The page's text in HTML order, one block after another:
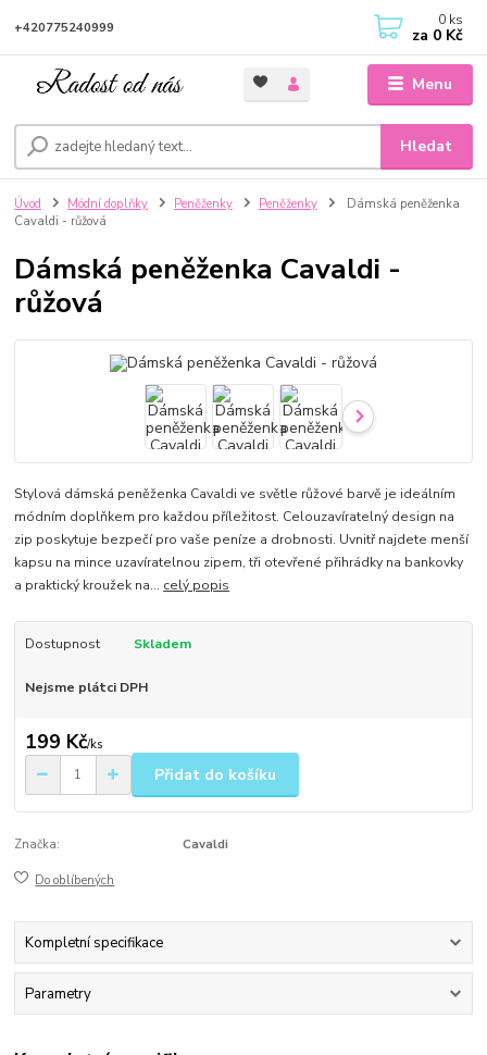
Menu
Hledat
+420775240999 0 ks
za 0 Kč
Úvod Módní doplňky Peněženky Peněženky
Dámská peněženka
Cavaldi - růžová
Dámská peněženka Cavaldi -
růžová
Stylová dámská peněženka Cavaldi ve světle růžové barvě je ideálním
módním doplňkem pro každou příležitost. Celouzavíratelný design na
zip poskytuje bezpečí pro vaše peníze a drobnosti. Uvnitř najdete menší
kapsu na mince uzavíratelnou zipem, tři otevřené přihrádky na bankovky
a praktický kroužek na... celý popis
Dostupnost Skladem
Nejsme plátci DPH
199 Kč/ks
Přidat do košíku
Značka: Cavaldi
Do oblíbených
Kompletní specifikace
Parametry